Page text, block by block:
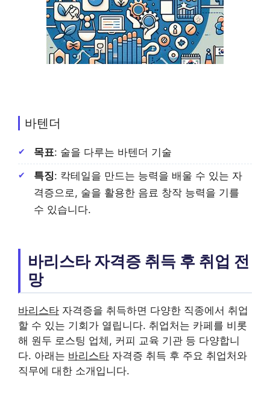
바텐더
목표: 술을 다루는 바텐더 기술
특징: 칵테일을 만드는 능력을 배울 수 있는 자
격증으로, 술을 활용한 음료 창작 능력을 기를
수 있습니다.
바리스타 자격증 취득 후 취업 전
망
바리스타 자격증을 취득하면 다양한 직종에서 취업
할 수 있는 기회가 열립니다. 취업처는 카페를 비롯
해 원두 로스팅 업체, 커피 교육 기관 등 다양합니
다. 아래는 바리스타 자격증 취득 후 주요 취업처와
직무에 대한 소개입니다.